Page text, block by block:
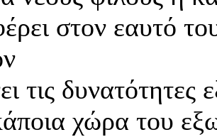
στον εαυτό
τις
χώρα του